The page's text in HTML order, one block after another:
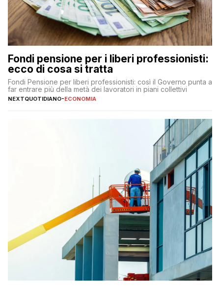
Fondi pensione per i liberi professionisti:
ecco di cosa si tratta
Fondi Pensione per liberi professionisti: così il Governo punta a
far entrare più della metà dei lavoratori in piani collettivi
NEXTQUOTIDIANO-ECONOMIA